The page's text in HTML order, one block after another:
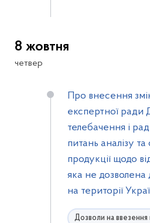
8 жовтня
четвер
Про внесення
експертної ради
телебачення і
питань аналізу
продукції щодо
яка не
на території
Дозволи на ввезення